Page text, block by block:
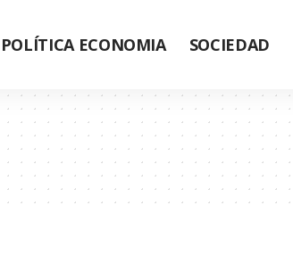
POLÍTICA ECONOMIA SOCIEDAD